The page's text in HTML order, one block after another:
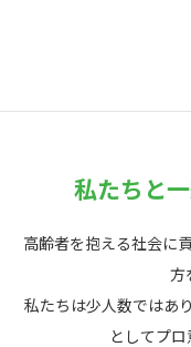
私たちと
高齢者を抱える社会に
方
私たちは少人数ではあ
としてプロ